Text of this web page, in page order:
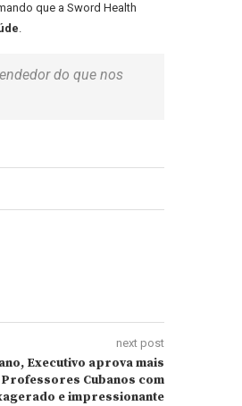
que a Sword Health
.
do que nos
next post
Executivo aprova mais
Cubanos com
e impressionante